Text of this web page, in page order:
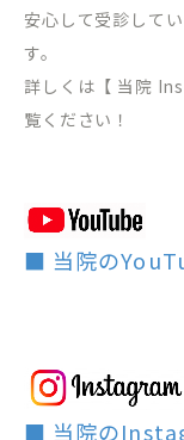
安心して受診して
す。
詳しくは【 当院
覧ください！
■ 当院の
■ 当院の